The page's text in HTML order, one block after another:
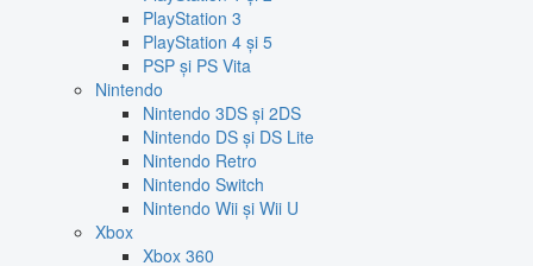
PlayStation 3
PlayStation 4 și 5
PSP și PS Vita
Nintendo
Nintendo 3DS și 2DS
Nintendo DS și DS Lite
Nintendo Retro
Nintendo Switch
Nintendo Wii și Wii U
Xbox
Xbox 360